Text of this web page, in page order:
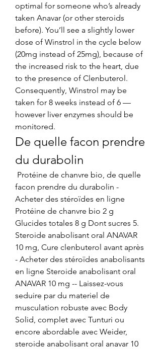
optimal for someone who’s already
taken Anavar (or other steroids
before). You’ll see a slightly lower
dose of Winstrol in the cycle below
(20mg instead of 25mg), because of
the increased risk to the heart, due
to the presence of Clenbuterol.
Consequently, Winstrol may be
taken for 8 weeks instead of 6 —
however liver enzymes should be
monitored.
De quelle facon prendre
du durabolin
facon prendre du durabolin -
Acheter des stéroïdes en ligne
Protéine de chanvre bio 2 g
Glucides totales 8 g Dont sucres 5.
Steroide anabolisant oral ANAVAR
10 mg, Cure clenbuterol avant après
- Acheter des stéroïdes anabolisants
en ligne Steroide anabolisant oral
ANAVAR 10 mg -- Laissez-vous
seduire par du materiel de
musculation robuste avec Body
Solid, complet avec Tunturi ou
encore abordable avec Weider,
steroide anabolisant oral anavar 10